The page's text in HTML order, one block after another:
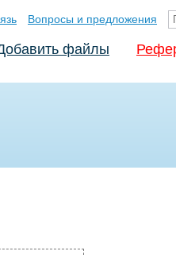
Вопросы и предложения
файлы